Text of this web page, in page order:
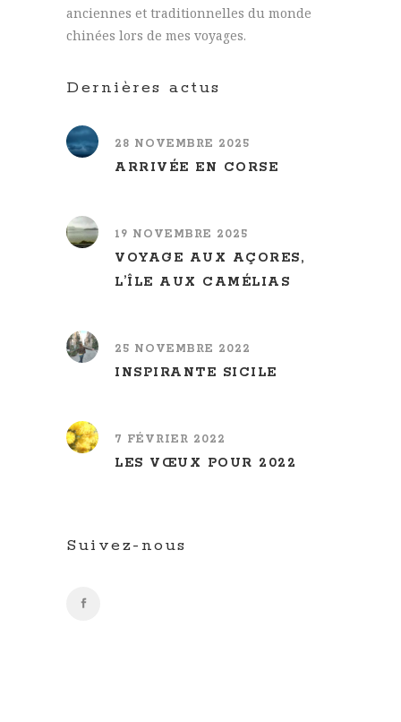
anciennes et traditionnelles du monde
chinées lors de mes voyages.
Dernières actus
28 NOVEMBRE 2025
ARRIVÉE EN CORSE
19 NOVEMBRE 2025
VOYAGE AUX AÇORES,
L’ÎLE AUX CAMÉLIAS
25 NOVEMBRE 2022
INSPIRANTE SICILE
7 FÉVRIER 2022
LES VŒUX POUR 2022
Suivez-nous